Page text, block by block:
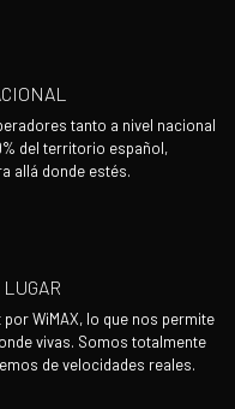
tanto a nivel nacional
del territorio español,
allá donde estés.
WiMAX, lo que nos permite
vivas. Somos totalmente
de velocidades reales.